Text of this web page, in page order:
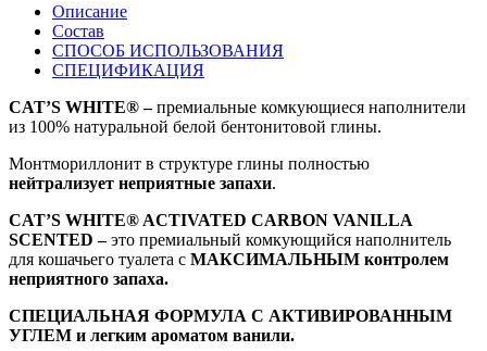
Описание
Состав
СПОСОБ ИСПОЛЬЗОВАНИЯ
СПЕЦИФИКАЦИЯ
CAT’S WHITE® –премиальные комкующиеся наполнители
из 100% натуральной белой бентонитовой глины.
Монтмориллонит в структуре глины полностью
нейтрализует неприятные запахи.
CAT’S WHITE® ACTIVATED CARBON VANILLA
SCENTED –это премиальный комкующийся наполнитель
для кошачьего туалета с МАКСИМАЛЬНЫМ контролем
неприятного запаха.
СПЕЦИАЛЬНАЯ ФОРМУЛА С АКТИВИРОВАННЫМ
УГЛЕМ и легким ароматом ванили.